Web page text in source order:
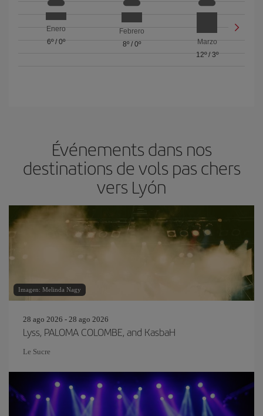
Enero
6º/ 0º
Febrero
8º/ 0º
Marzo
12º/ 3º
Événements dans nos
destinations de vols pas chers
vers Lyón
Imagen: Melinda Nagy
28 ago 2026 - 28 ago 2026
Lyss, PALOMA COLOMBE, and KasbaH
Le Sucre